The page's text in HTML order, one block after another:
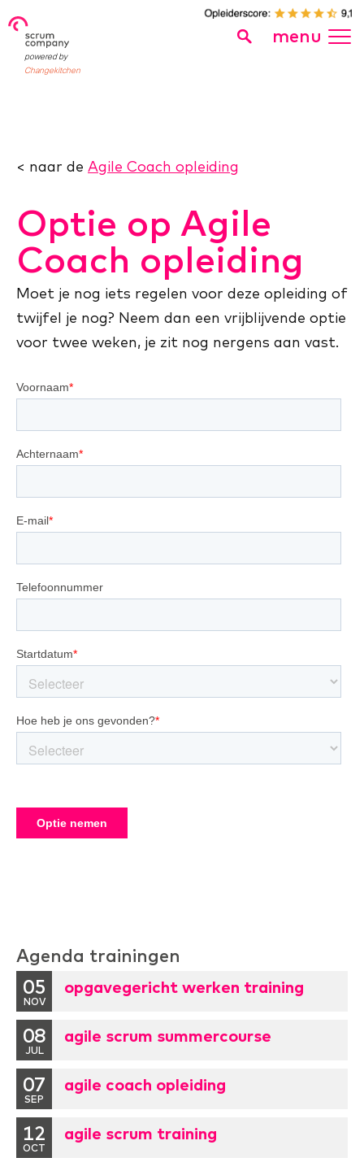
powered by
Changekitchen
menu
< naar de Agile Coach opleiding
Optie op Agile
Coach opleiding
Moet je nog iets regelen voor deze opleiding of
twijfel je nog? Neem dan een vrijblijvende optie
voor twee weken, je zit nog nergens aan vast.
Agenda trainingen
05
NOV
opgavegericht werken training
08
JUL
agile scrum summercourse
07
SEP
agile coach opleiding
12
OCT
agile scrum training